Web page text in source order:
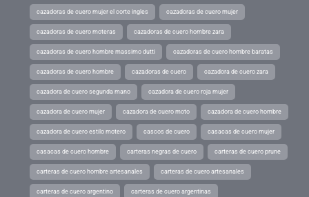
cazadoras de cuero mujer el corte ingles cazadoras de cuero mujer
cazadoras de cuero moteras cazadoras de cuero hombre zara
cazadoras de cuero hombre massimo dutti cazadoras de cuero hombre baratas
cazadoras de cuero hombre cazadoras de cuero cazadora de cuero zara
cazadora de cuero segunda mano cazadora de cuero roja mujer
cazadora de cuero mujer cazadora de cuero moto cazadora de cuero hombre
cazadora de cuero estilo motero cascos de cuero casacas de cuero mujer
casacas de cuero hombre carteras negras de cuero carteras de cuero prune
carteras de cuero hombre artesanales carteras de cuero artesanales
carteras de cuero argentino carteras de cuero argentinas